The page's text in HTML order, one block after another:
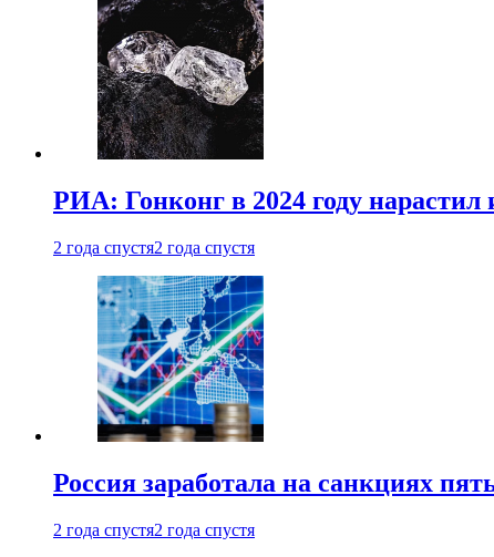
РИА: Гонконг в 2024 году нарастил
2 года спустя2 года спустя
Россия заработала на санкциях
2 года спустя2 года спустя